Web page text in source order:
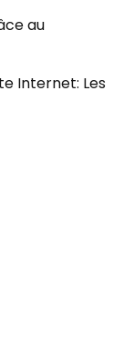
au
Internet: Les